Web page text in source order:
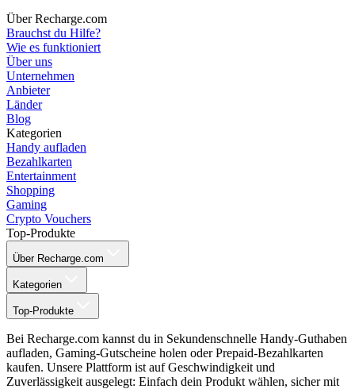
Über Recharge.com
Brauchst du Hilfe?
Wie es funktioniert
Über uns
Unternehmen
Anbieter
Länder
Blog
Kategorien
Handy aufladen
Bezahlkarten
Entertainment
Shopping
Gaming
Crypto Vouchers
Top-Produkte
Über Recharge.com
Kategorien
Top-Produkte
Bei Recharge.com kannst du in Sekundenschnelle Handy-Guthaben
aufladen, Gaming-Gutscheine holen oder Prepaid-Bezahlkarten
kaufen. Unsere Plattform ist auf Geschwindigkeit und
Zuverlässigkeit ausgelegt: Einfach dein Produkt wählen, sicher mit